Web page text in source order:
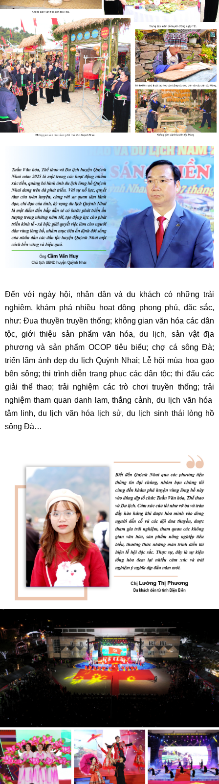
Đến với ngày hội, nhân dân và du khách có những trải
nghiệm, khám phá nhiều hoạt động phong phú, đặc sắc,
như: Đua thuyền truyền thống; không gian văn hóa các dân
tộc, giới thiệu sản phẩm văn hóa, du lịch, sản vật địa
phương và sản phẩm OCOP tiêu biểu; chợ cá sông Đà;
triển lãm ảnh đẹp du lịch Quỳnh Nhai; Lễ hội mùa hoa gạo
bên sông; thi trình diễn trang phục các dân tộc; thi đấu các
giải thể thao; trải nghiệm các trò chơi truyền thống; trải
nghiệm tham quan danh lam, thắng cảnh, du lịch văn hóa
tâm linh, du lịch văn hóa lịch sử, du lịch sinh thái lòng hồ
sông Đà…